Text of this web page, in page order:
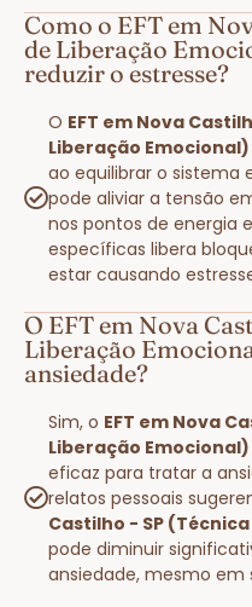
Como o EFT em
de Liberação
reduzir o estresse?
O EFT em Nova
Liberação Emocional)
ao equilibrar o sistema
pode aliviar a tensão
nos pontos de energia
específicas libera
estar causando
O EFT em Nova
Liberação
ansiedade?
Sim, o EFT em Nova
Liberação Emocional)
eficaz para tratar a
relatos pessoais
Castilho - SP
pode diminuir
ansiedade, mesmo em